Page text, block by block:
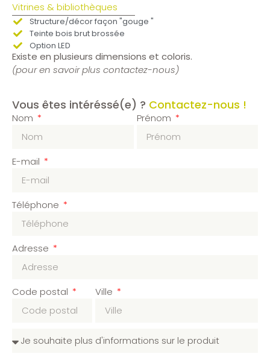
Vitrines & bibliothèques
Structure/décor façon "gouge "
Teinte bois brut brossée
Option LED
Existe en plusieurs dimensions et coloris.
(pour en savoir plus contactez-nous)
Vous êtes intéréssé(e) ? Contactez-nous !
Nom Prénom
E-mail
Téléphone
Adresse
Code postal Ville